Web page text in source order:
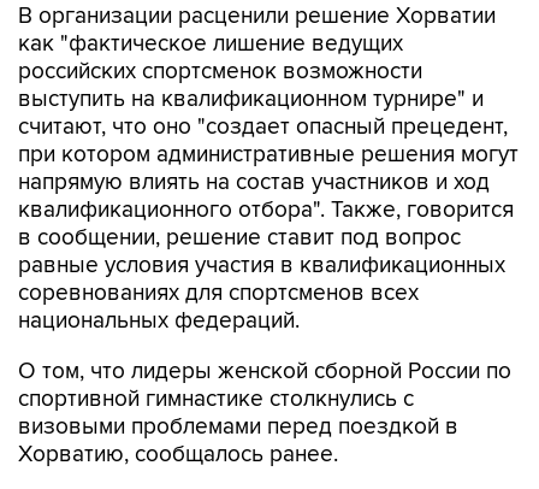
В организации расценили решение Хорватии
как "фактическое лишение ведущих
российских спортсменок возможности
выступить на квалификационном турнире" и
считают, что оно "создает опасный прецедент,
при котором административные решения могут
напрямую влиять на состав участников и ход
квалификационного отбора". Также, говорится
в сообщении, решение ставит под вопрос
равные условия участия в квалификационных
соревнованиях для спортсменов всех
национальных федераций.
О том, что лидеры женской сборной России по
спортивной гимнастике столкнулись с
визовыми проблемами перед поездкой в
Хорватию, сообщалось ранее.